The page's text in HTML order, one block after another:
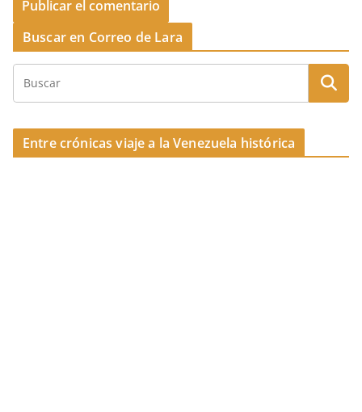
Buscar en Correo de Lara
Entre crónicas viaje a la Venezuela histórica